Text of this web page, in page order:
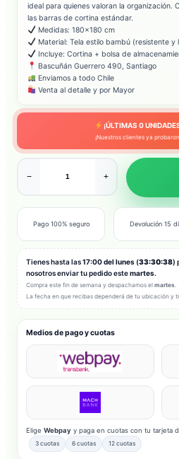
ideal para quienes valoran la organización.
las barras de cortina estándar.
Medidas: 180×180 cm
Material: Tela estilo bambú (resistente y
Incluye: Cortina + bolsa de
Bascuñán Guerrero 490, Santiago
Enviamos a todo Chile
Venta al detalle y por Mayor
¡ÚLTIMAS0
¡Nuestros clientes ya
− +
Pago 100% seguro Devolución 15
Tienes hasta las17:00 del lunes (33:30:35)
nosotros enviar tu pedido estemartes.
Compra este fin de semana y despachamos el martes
La fecha en que recibas dependerá de tu ubicación y
Medios de pago y cuotas
Elige Webpay y paga en cuotas con tu tarjeta
3 cuotas 6 cuotas 12 cuotas